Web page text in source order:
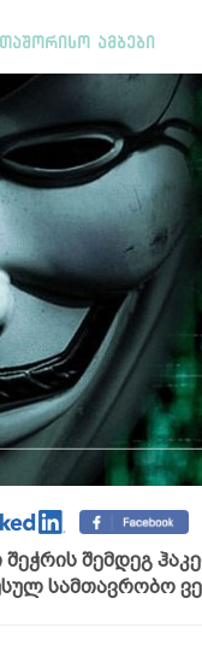
ამბები
შემდეგ
სამთავრობო